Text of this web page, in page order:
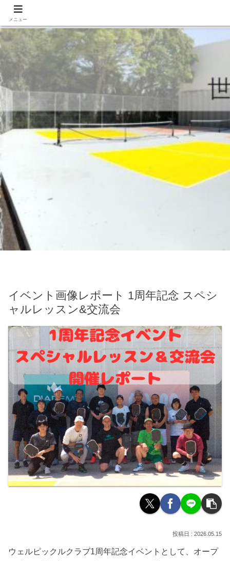
イベント画像レポート 1周年記念 スペシ
ャルレッスン&交流会
2026.05.15
ウェルピックルクラブ1周年記念イベントとして、オープ
メニュー